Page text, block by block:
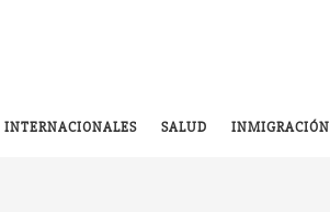
INTERNACIONALES SALUD INMIGRACIÓN